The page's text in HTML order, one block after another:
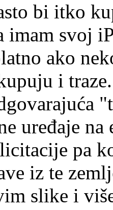
bi itko
imam svoj
ako
i traze.
uređaje
pa
iz te
slike i